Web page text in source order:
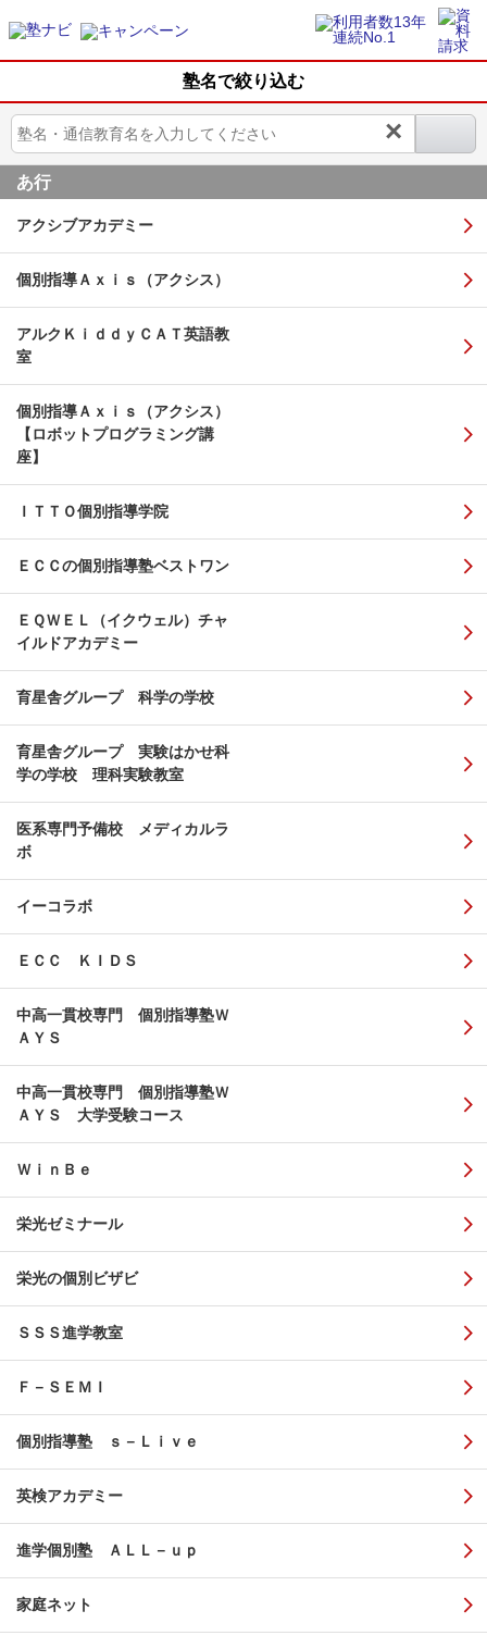
塾名で絞り込む
×
あ行
アクシブアカデミー
個別指導Ａｘｉｓ（アクシス）
アルクＫｉｄｄｙＣＡＴ英語教
室
個別指導Ａｘｉｓ（アクシス）
【ロボットプログラミング講
座】
ＩＴＴＯ個別指導学院
ＥＣＣの個別指導塾ベストワン
ＥＱＷＥＬ（イクウェル）チャ
イルドアカデミー
育星舎グループ 科学の学校
育星舎グループ 実験はかせ科
学の学校 理科実験教室
医系専門予備校 メディカルラ
ボ
イーコラボ
ＥＣＣ ＫＩＤＳ
中高一貫校専門 個別指導塾Ｗ
ＡＹＳ
中高一貫校専門 個別指導塾Ｗ
ＡＹＳ 大学受験コース
ＷｉｎＢｅ
栄光ゼミナール
栄光の個別ビザビ
ＳＳＳ進学教室
Ｆ－ＳＥＭＩ
個別指導塾 ｓ－Ｌｉｖｅ
英検アカデミー
進学個別塾 ＡＬＬ－ｕｐ
家庭ネット